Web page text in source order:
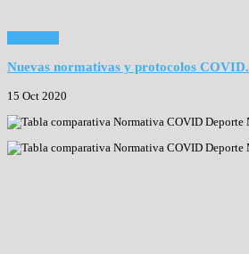
Nuevas normativas y protocolos COVID.
15 Oct 2020